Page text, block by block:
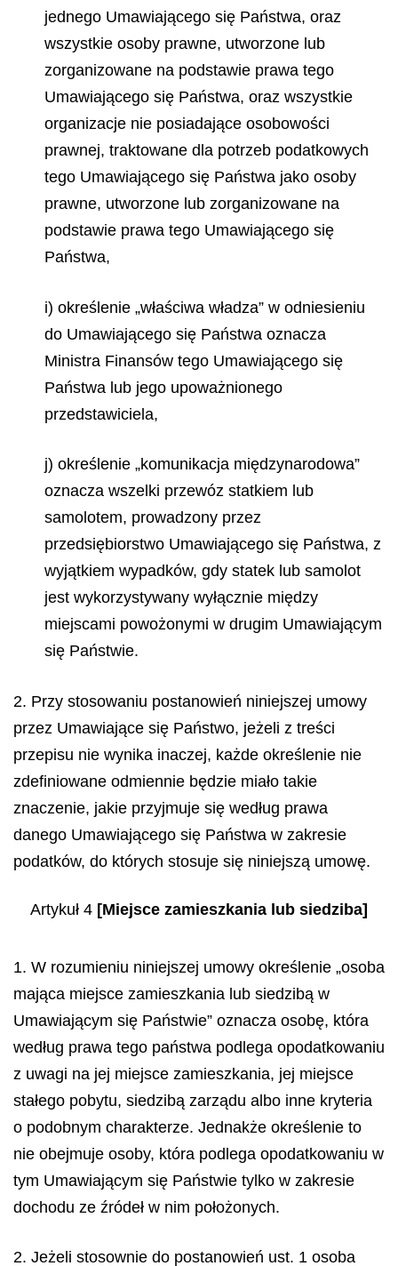
jednego Umawiającego się Państwa, oraz
wszystkie osoby prawne, utworzone lub
zorganizowane na podstawie prawa tego
Umawiającego się Państwa, oraz wszystkie
organizacje nie posiadające osobowości
prawnej, traktowane dla potrzeb podatkowych
tego Umawiającego się Państwa jako osoby
prawne, utworzone lub zorganizowane na
podstawie prawa tego Umawiającego się
Państwa,
i) określenie „właściwa władza” w odniesieniu
do Umawiającego się Państwa oznacza
Ministra Finansów tego Umawiającego się
Państwa lub jego upoważnionego
przedstawiciela,
j) określenie „komunikacja międzynarodowa”
oznacza wszelki przewóz statkiem lub
samolotem, prowadzony przez
przedsiębiorstwo Umawiającego się Państwa, z
wyjątkiem wypadków, gdy statek lub samolot
jest wykorzystywany wyłącznie między
miejscami powożonymi w drugim Umawiającym
się Państwie.
2. Przy stosowaniu postanowień niniejszej umowy
przez Umawiające się Państwo, jeżeli z treści
przepisu nie wynika inaczej, każde określenie nie
zdefiniowane odmiennie będzie miało takie
znaczenie, jakie przyjmuje się według prawa
danego Umawiającego się Państwa w zakresie
podatków, do których stosuje się niniejszą umowę.
Artykuł 4 [Miejsce zamieszkania lub siedziba]
1. W rozumieniu niniejszej umowy określenie „osoba
mająca miejsce zamieszkania lub siedzibą w
Umawiającym się Państwie” oznacza osobę, która
według prawa tego państwa podlega opodatkowaniu
z uwagi na jej miejsce zamieszkania, jej miejsce
stałego pobytu, siedzibą zarządu albo inne kryteria
o podobnym charakterze. Jednakże określenie to
nie obejmuje osoby, która podlega opodatkowaniu w
tym Umawiającym się Państwie tylko w zakresie
dochodu ze źródeł w nim położonych.
2. Jeżeli stosownie do postanowień ust. 1 osoba